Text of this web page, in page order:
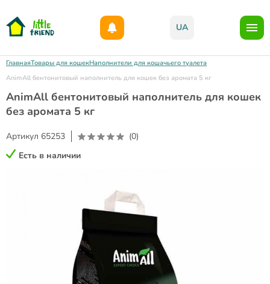
UA
ГлавнаяТовары для кошекНаполнители для кошачьего туалета
AnimAll бентонитовый наполнитель для кошек без аромата 5 кг
AnimAll бентонитовый наполнитель для кошек
без аромата 5 кг
Артикул 65253
(0)
Есть в наличии